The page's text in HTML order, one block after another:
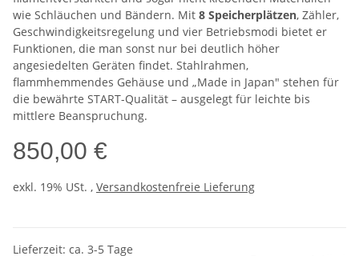
wie Schläuchen und Bändern. Mit 8 Speicherplätzen, Zähler,
Geschwindigkeitsregelung und vier Betriebsmodi bietet er
Funktionen, die man sonst nur bei deutlich höher
angesiedelten Geräten findet. Stahlrahmen,
flammhemmendes Gehäuse und „Made in Japan" stehen für
die bewährte START-Qualität – ausgelegt für leichte bis
mittlere Beanspruchung.
850,00 €
exkl. 19% USt. , Versandkostenfreie Lieferung
Lieferzeit: ca. 3-5 Tage